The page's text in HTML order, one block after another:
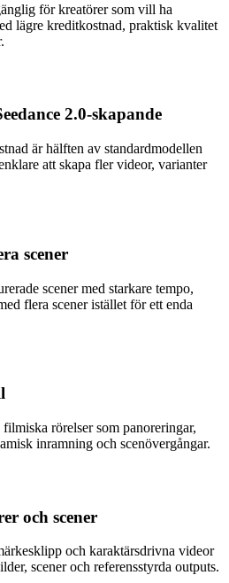
för kreatörer som vill ha
lägre kreditkostnad, praktisk kvalitet
2.0-skapande
är hälften av standardmodellen
att skapa fler videor, varianter
scener
scener med starkare tempo,
flera scener istället för ett enda
rörelser som panoreringar,
inramning och scenövergångar.
och scener
och karaktärsdrivna videor
scener och referensstyrda outputs.